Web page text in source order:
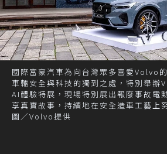
國際富豪汽車為向台灣眾多喜愛Volvo
車輛安全與科技的獨到之處，特別舉辦
AI體驗特展，現場特別展出報廢事故電
享真實故事，持續地在安全造車工藝上
圖／Volvo提供